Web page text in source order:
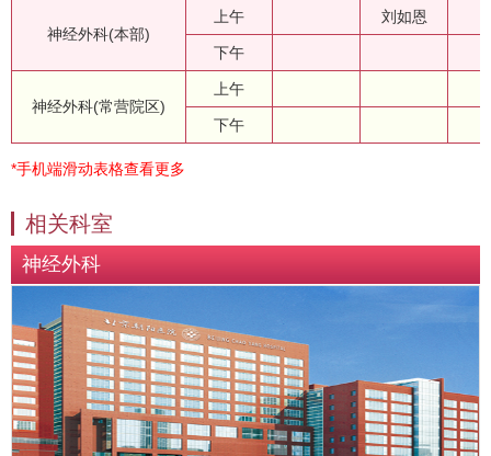
神经外科(本部)
上午 刘如恩
下午
神经外科(常营院区)
上午
下午
*手机端滑动表格查看更多
相关科室
神经外科